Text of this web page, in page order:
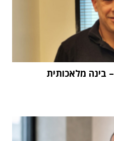
"העתיד הוא Physical AI – בינה מלאכותית